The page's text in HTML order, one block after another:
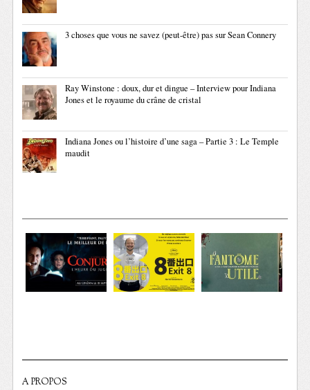
3 choses que vous ne savez (peut-être) pas sur Sean Connery
Ray Winstone : doux, dur et dingue – Interview pour Indiana
Jones et le royaume du crâne de cristal
Indiana Jones ou l’histoire d’une saga – Partie 3 : Le Temple
maudit
A PROPOS